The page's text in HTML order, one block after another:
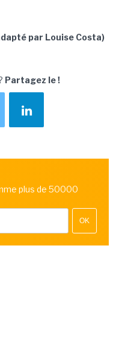
par Louise Costa)
Partagez le !
plus de 50000
OK